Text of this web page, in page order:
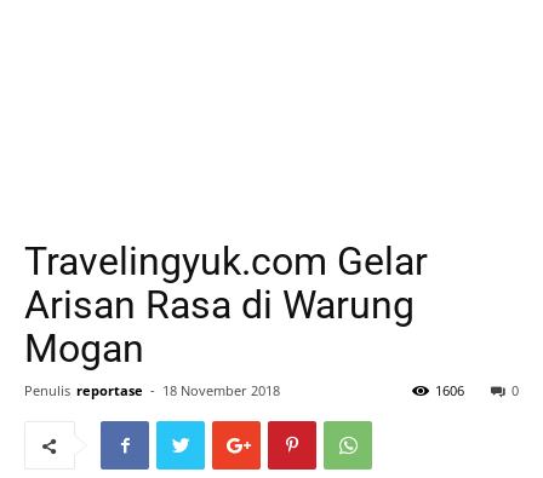
Travelingyuk.com Gelar
Arisan Rasa di Warung
Mogan
Penulis reportase - 18 November 2018 0
1606